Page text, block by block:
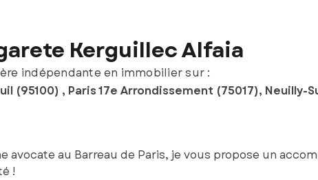
Kerguillec Alfaia
indépendante en immobilier sur :
(95100) , Paris 17e Arrondissement (75017), Neuilly-
avocate au Barreau de Paris, je vous propose un
!